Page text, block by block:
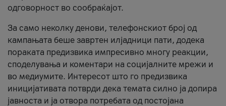
одговорност во сообраќајот.
За само неколку денови, телефонскиот број од
кампањата беше завртен илјадници пати, додека
пораката предизвика импресивно многу реакции,
споделувања и коментари на социјалните мрежи и
во медиумите. Интересот што го предизвика
иницијативата потврди дека темата силно ја допира
јавноста и ја отвора потребата од постојана